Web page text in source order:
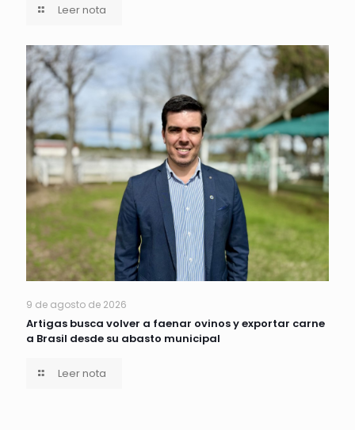
Leer nota
9 de agosto de 2026
Artigas busca volver a faenar ovinos y exportar carne
a Brasil desde su abasto municipal
Leer nota